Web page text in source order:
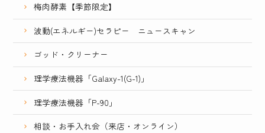
梅肉酵素【季節限定】
波動(エネルギー)セラピー ニュースキャン
ゴッド・クリーナー
理学療法機器「Galaxy-1(G-1)」
理学療法機器「P-90」
相談・お手入れ会（来店・オンライン）